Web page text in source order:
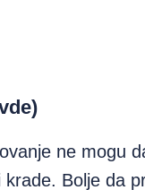
ne mogu
Bolje da